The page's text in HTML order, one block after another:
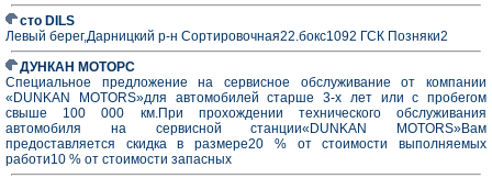
сто DILS
Левый берег,Дарницкий р-н Сортировочная22.бокс1092 ГСК Позняки2
ДУНКАН МОТОРС
Специальное предложение на сервисное обслуживание от компании
«DUNKAN MOTORS»для автомобилей старше 3-х лет или с пробегом
свыше 100 000 км.При прохождении технического обслуживания
автомобиля на сервисной станции«DUNKAN MOTORS»Вам
предоставляется скидка в размере20 % от стоимости выполняемых
работи10 % от стоимости запасных